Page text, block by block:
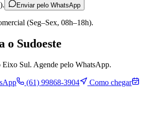
Enviar pelo WhatsApp
(Seg–Sex, 08h–18h).
o Sudoeste
Eixo Sul. Agende pelo WhatsApp.
(61) 99868-3904
Como chegar